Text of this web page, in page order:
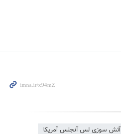
آتش سوزی لس آنجلس آمریکا